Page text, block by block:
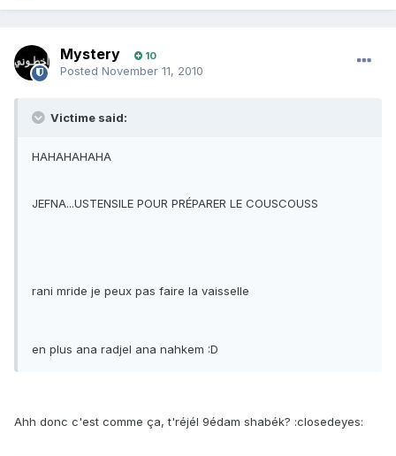
Mystery 10
Posted November 11, 2010
Victime said:
HAHAHAHAHA
JEFNA...USTENSILE POUR PRÉPARER LE COUSCOUSS
rani mride je peux pas faire la vaisselle
en plus ana radjel ana nahkem :D
Ahh donc c'est comme ça, t'réjél 9édam shabék? :closedeyes: